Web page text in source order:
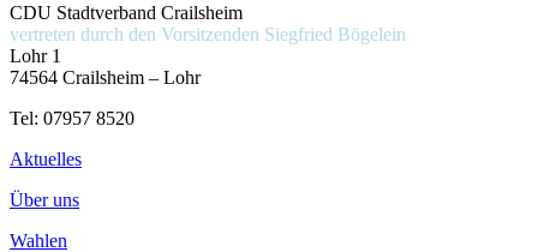
CDU Stadtverband Crailsheim
vertreten durch den Vorsitzenden Siegfried Bögelein
Lohr 1
74564 Crailsheim – Lohr
Tel: 07957 8520
Aktuelles
Über uns
Wahlen